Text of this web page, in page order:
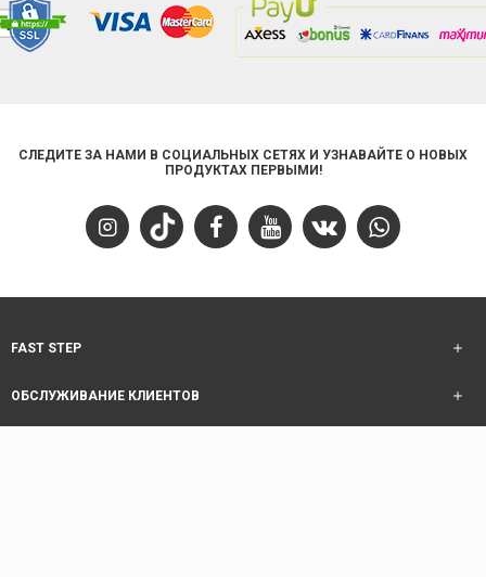
СЛЕДИТЕ ЗА НАМИ В СОЦИАЛЬНЫХ СЕТЯХ И УЗНАВАЙТЕ О НОВЫХ
ПРОДУКТАХ ПЕРВЫМИ!
FAST STEP
ОБСЛУЖИВАНИЕ КЛИЕНТОВ